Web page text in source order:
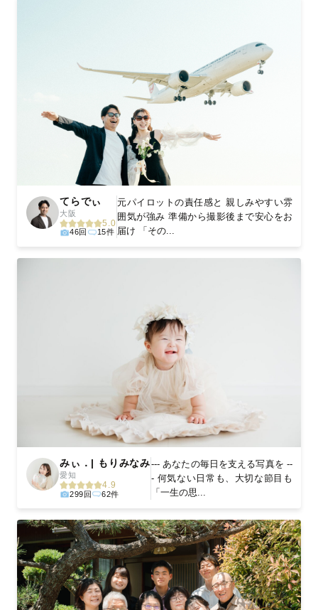
てらでぃ
大阪
5.0
46回 15件
元パイロットの責任感と 親しみやすい雰
囲気が強み 準備から撮影後まで安心をお
届け 「その...
みぃ．| もりみなみ
愛知
4.9
299回 62件
--- あなたの毎日を支える写真を --
- 何気ない日常も、大切な節目も
「一生の思...